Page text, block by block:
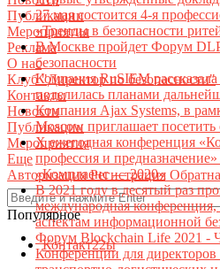
Публикации
Мероприятия
Реклама
О нас
Клуб "Директор по безопасности"
Контакты
Новости
Публикации
Мероприятия
Еще
АвторизацияРегистрация
Популярное
27 мая состоится 4-я
«Тренды в безопасности
В Москве пройдет Форум
безопасности
Компания RuSIEM
поделилась планами
Компания Ajax Systems, в
Moscow приглашает посетить
X ежегодная конференция
профессия и
«Комплаенс — 2020»
В 2021 году в десятый раз
международная
аспектам информационной
Форум Blockchain Life 2021 -
Конференции для директоров
Контакт22ы